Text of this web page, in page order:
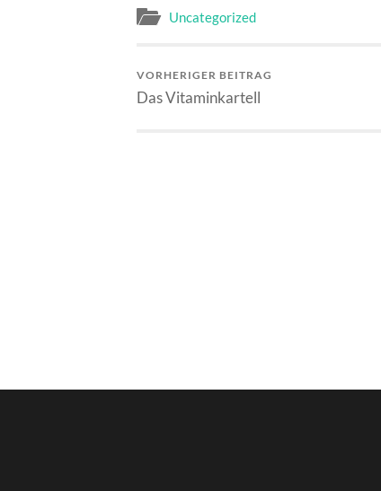
Uncategorized
VORHERIGER BEITRAG
Das Vitaminkartell